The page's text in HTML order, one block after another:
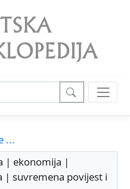
...
| ekonomija |
| suvremena povijest i